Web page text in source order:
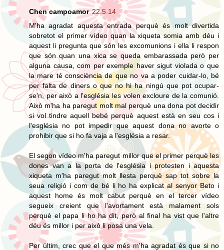
Chen campoamor 22.5.14
M'ha agradat aquesta entrada perquè és molt divertida
sobretot el primer vídeo quan la xiqueta somia amb déu i
aquest li pregunta que són les excomunions i ella li respon
que són quan una xica se queda embarassada però per
alguna causa, com per exemple haver sigut violada o que
la mare té consciència de que no va a poder cuidar-lo, bé
per falta de diners o que no hi ha ningú que pot ocupar-
se'n, per això a l'església les volen excloure de la comunió.
Això m'ha ha paregut molt mal perquè una dona pot decidir
si vol tindre aquell bebé perquè aquest està en seu cos i
l'església no pot impedir que aquest dona no avorte o
prohibir que si ho fa vaja a l'església a resar.
El segon vídeo m'ha paregut millor que el primer perquè les
dones van a la porta de l'església i protesten i aquesta
xiqueta m'ha paregut molt llesta perquè sap tot sobre la
seua religió i com de bé li ho ha explicat al senyor Beto i
aquest home és molt cabut perquè en el tercer vídeo
segueix creient que l'avortament està malament sols
perquè el papa li ho ha dit, però al final ha vist que l'altre
déu és millor i per això li posa una vela.
Per últim, crec que el que més m'ha agradat és que si no